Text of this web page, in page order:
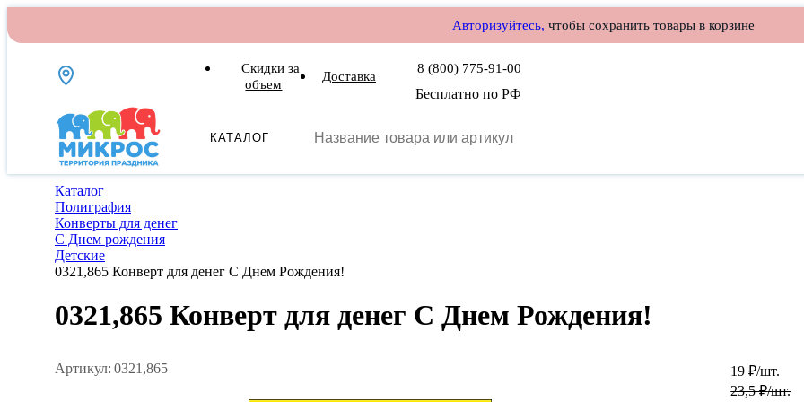
Авторизуйтесь, чтобы сохранить товары в корзине
Скидки за
объем
Доставка
8 (800) 775-91-00
Бесплатно по РФ
КАТАЛОГ
Каталог
Полиграфия
Конверты для денег
С Днем рождения
Детские
0321,865 Конверт для денег С Днем Рождения!
0321,865 Конверт для денег С Днем Рождения!
Артикул: 0321,865 19₽/шт.
23,5₽/шт.